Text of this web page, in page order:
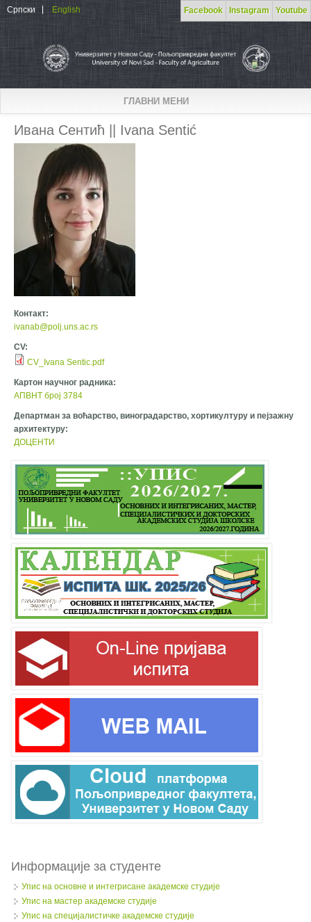
Skip to main content Facebook Instagram Youtube
Српски English
ГЛАВНИ МЕНИ
Ивана Сентић || Ivana Sentić
Контакт:
ivanab@polj.uns.ac.rs
CV:
CV_Ivana Sentic.pdf
Картон научног радника:
АПВНТ број 3784
Департман за воћарство, виноградарство, хортикултуру и пејзажну
архитектуру:
ДОЦЕНТИ
Информације за студенте
Упис на основне и интегрисане академске студије
Упис на мастер академске студије
Упис на специјалистичке академске студије